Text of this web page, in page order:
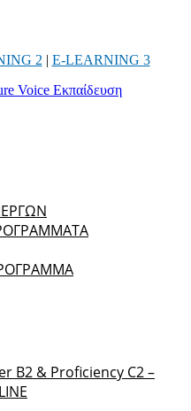
2 | E-LEARNING 3
B2 & Proficiency C2 –